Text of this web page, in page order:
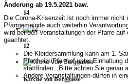
14
12
Kirche von Berggasse
Änderung ab 19.5.2021 baw.
Die Corona-Krisenzeit ist noch immer
Pfarrgemeinde auch weiterhin
wird bei den Veranstaltungen der Pfarre
geachtet.
Die Kleidersammlung kann am 1.
Pfarrheim/Pfarrhof unter Einhaltung
stattfinden.
Bitte achten Sie genau
Andere Veranstaltungen dürfen in